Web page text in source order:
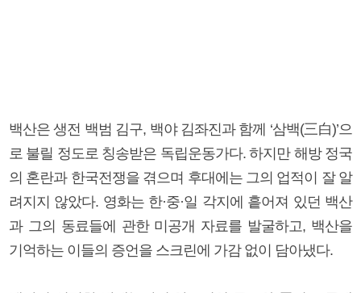
백산은 생전 백범 김구, 백야 김좌진과 함께 ‘삼백(三白)’으
로 불릴 정도로 칭송받은 독립운동가다. 하지만 해방 정국
의 혼란과 한국전쟁을 겪으며 후대에는 그의 업적이 잘 알
려지지 않았다. 영화는 한·중·일 각지에 흩어져 있던 백산
과 그의 동료들에 관한 미공개 자료를 발굴하고, 백산을
기억하는 이들의 증언을 스크린에 가감 없이 담아냈다.